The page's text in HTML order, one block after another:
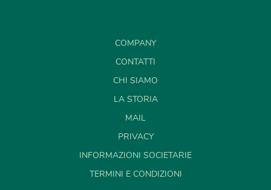
COMPANY
CONTATTI
CHI SIAMO
LA STORIA
MAIL
PRIVACY
INFORMAZIONI SOCIETARIE
TERMINI E CONDIZIONI